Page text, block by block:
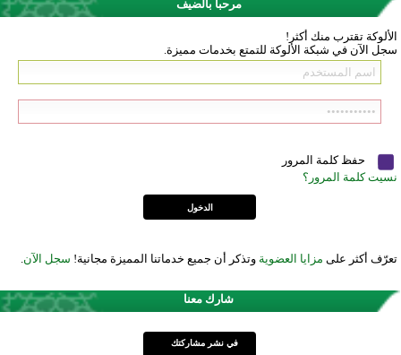
مرحباً بالضيف
الألوكة تقترب منك أكثر!
سجل الآن في شبكة الألوكة للتمتع بخدمات مميزة.
حفظ كلمة المرور
نسيت كلمة المرور؟
تعرّف أكثر على مزايا العضوية وتذكر أن جميع خدماتنا المميزة مجانية! سجل الآن.
شارك معنا
في نشر مشاركتك